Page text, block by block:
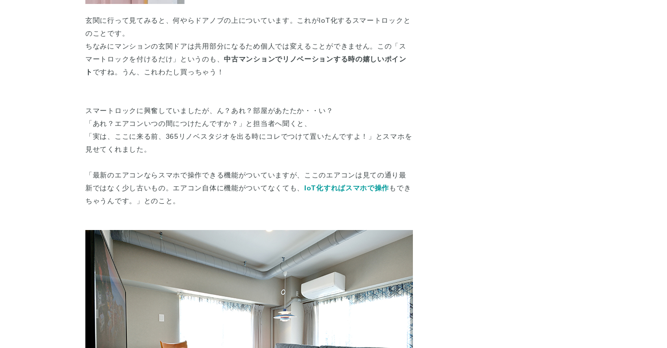
玄関に行って見てみると、何やらドアノブの上についています。これがIoT化するスマートロックと
のことです。
ちなみにマンションの玄関ドアは共用部分になるため個人では変えることができません。この「ス
マートロックを付けるだけ」というのも、中古マンションでリノベーションする時の嬉しいポイン
ト ですね。うん、これわたし買っちゃう！
スマートロックに興奮していましたが、ん？あれ？部屋があたたか・・い？
「あれ？エアコンいつの間につけたんですか？」と担当者へ聞くと、
「実は、ここに来る前、365リノベスタジオを出る時にコレでつけて置いたんですよ！」とスマホを
見せてくれました。
「最新のエアコンならスマホで操作できる機能がついていますが、ここのエアコンは見ての通り最
新ではなく少し古いもの。エアコン自体に機能がついてなくても、 IoT化すればスマホで操作もでき
ちゃうんです。」とのこと。